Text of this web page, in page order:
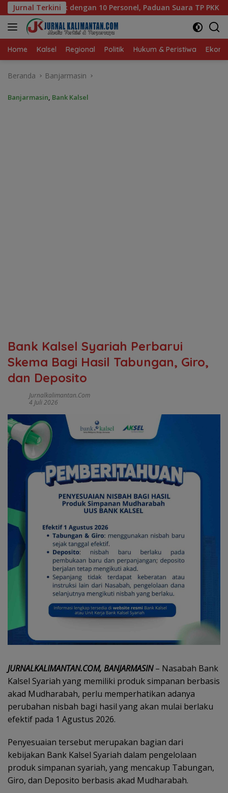
Langsung
ke
konten
Jurnal Terkini
Paduan Suara TP PKK Tanah Bumbu Sabet Juara II
Home Kalsel Regional Politik Hukum & Peristiwa
Beranda Banjarmasin
Banjarmasin, Bank Kalsel
Bank Kalsel Syariah Perbarui
Skema Bagi Hasil Tabungan, Giro,
dan Deposito
Jurnalkalimantan.com
4 Juli 2026
JURNALKALIMANTAN.COM, BANJARMASIN– Nasabah Bank
Kalsel Syariah yang memiliki produk simpanan berbasis
akad Mudharabah, perlu memperhatikan adanya
perubahan nisbah bagi hasil yang akan mulai berlaku
efektif pada 1 Agustus 2026.
Penyesuaian tersebut merupakan bagian dari
kebijakan Bank Kalsel Syariah dalam pengelolaan
produk simpanan syariah, yang mencakup Tabungan,
Giro, dan Deposito berbasis akad Mudharabah.